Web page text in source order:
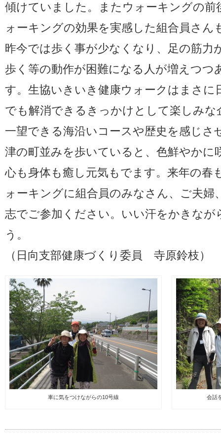
傾けていました。またウォーキングの前
ォーキングの効果を実感した組合員さん
昨今では歩く事が少なくなり、足の筋力
歩く等の動作が困難になる人が増えつつ
す。生協いきいき健康ウォークはまさに
でも解消できるきっかけとして楽しみな
一望できる海沿いコースや歴史を感じさ
津の町並みを歩いていると、色鮮やかに
心も身体も癒し元気もでます。来年の春
ォーキングに組合員のみなさん、ご夫婦
志でご参加ください。いい汗をかきなが
う。
（日向支部健康づくり委員 寺原鈴枝）
車に気をつけながらの10号線 会話